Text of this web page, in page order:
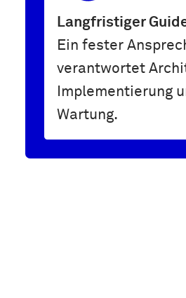
Langfristiger
Ein fester
verantwortet
Implementierung
Wartung.